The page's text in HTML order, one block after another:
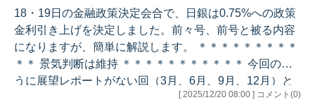
設備投資：緩やかに持ち直している ・住宅建設：弱含ん
でいる ・公共投資：底堅く推移している ・輸出：おおむ
ね横ばいとなっている （先行き） ・基調：雇用・所得環
境の改善や各種政…
18・19日の金融政策決定会合で、日銀は0.75%への政策
金利引き上げを決定しました。前々号、前号と被る内容
になりますが、簡単に解説します。 ＊＊＊＊＊＊＊＊＊
＊＊ 景気判断は維持 ＊＊＊＊＊＊＊＊＊＊＊ 今回のよ
うに展望レポートがない回（3月、6月、9月、12月）と
ある回（1月、4月、7月、10月）とでは分析の詳しさに
[ 2025/12/20 08:00 ] コメント(0)